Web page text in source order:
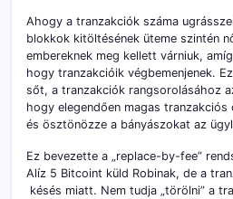
Ahogy a tranzakciók száma
blokkok kitöltésének üteme szintén
embereknek meg kellett várniuk,
hogy tranzakcióik végbemenjenek.
sőt, a tranzakciók rangsorolásához
hogy elegendően magas
és ösztönözze a bányászokat az
Ez bevezette a „replace-by-fee”
Alíz 5 Bitcoint küld Robinak, de a
késés miatt. Nem tudja „törölni” a